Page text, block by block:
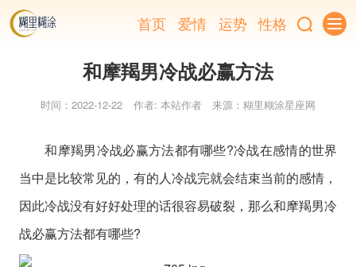
首页 爱情 运势 性格
和摩羯男冷战必赢方法
时间：2022-12-22 作者: 本站作者 来源：糊里糊涂星座网
和摩羯男冷战必赢方法都有哪些?冷战在感情的世界
当中是比较常见的，有的人冷战完就会结束当前的感情，
因此冷战没有好好处理的话很容易破裂，那么和摩羯男冷
战必赢方法都有哪些?